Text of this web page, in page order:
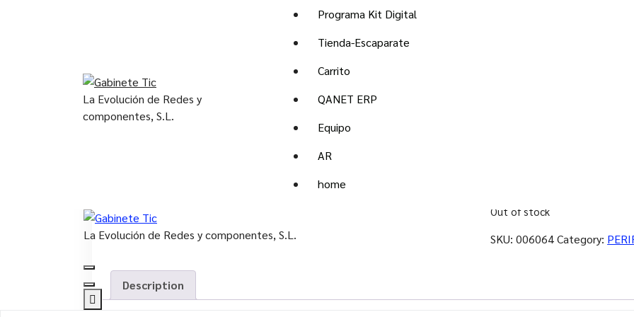
La Evolución de Redes y
componentes, S.L.
Programa Kit Digital
Tienda-Escaparate
Carrito
QANET ERP
Equipo
AR
home
La Evolución de Redes y componentes, S.L.
28 Mar, 2022
KODAK ESCÁNER ALARIS E1025
Out of stock
SKU:006064Category:
Description